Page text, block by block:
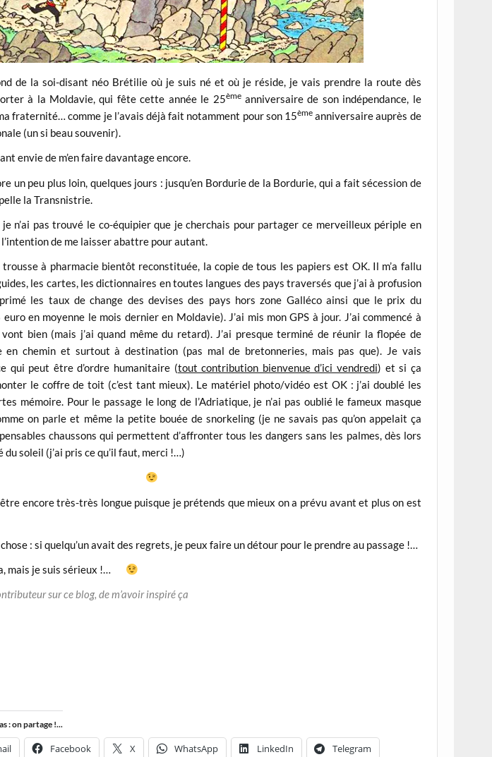
de la soi-disant néo Brétilie où je suis né et où je réside, je vais prendre la route dès
à la Moldavie, qui fête cette année le 25èmeanniversaire de son indépendance, le
fraternité… comme je l’avais déjà fait notamment pour son 15ème anniversaire auprès de
(un si beau souvenir).
envie de m’en faire davantage encore.
un peu plus loin, quelques jours : jusqu’en Bordurie de la Bordurie, qui a fait sécession de
la Transnistrie.
n’ai pas trouvé le co-équipier que je cherchais pour partager ce merveilleux périple en
l’intention de me laisser abattre pour autant.
à pharmacie bientôt reconstituée, la copie de tous les papiers est OK. Il m’a fallu
les cartes, les dictionnaires en toutes langues des pays traversés que j’ai à profusion
les taux de change des devises des pays hors zone Galléco ainsi que le prix du
en moyenne le mois dernier en Moldavie). J’ai mis mon GPS à jour. J’ai commencé à
bien (mais j’ai quand même du retard). J’ai presque terminé de réunir la flopée de
en chemin et surtout à destination (pas mal de bretonneries, mais pas que). Je vais
qui peut être d’ordre humanitaire (tout contribution bienvenue d’ici vendredi) et si ça
le coffre de toit (c’est tant mieux). Le matériel photo/vidéo est OK : j’ai doublé les
mémoire. Pour le passage le long de l’Adriatique, je n’ai pas oublié le fameux masque
on parle et même la petite bouée de snorkeling (je ne savais pas qu’on appelait ça
chaussons qui permettent d’affronter tous les dangers sans les palmes, dès lors
du soleil (j’ai pris ce qu’il faut, merci !…)
encore très-très longue puisque je prétends que mieux on a prévu avant et plus on est
: si quelqu’un avait des regrets, je peux faire un détour pour le prendre au passage !…
mais je suis sérieux !…
sur ce blog, de m’avoir inspiré ça
: on partage !...
Facebook X WhatsApp LinkedIn Telegram